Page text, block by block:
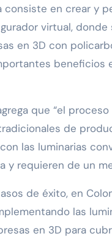
consiste en crear y
virtual, donde
en 3D con
beneficios
que “el
de
las luminarias
y requieren de un
de éxito, en
las
en 3D para